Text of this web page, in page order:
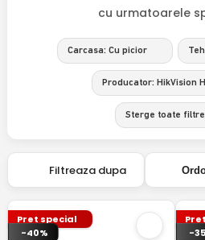
cu urmatoarele
Carcasa: Cu picior
Producator: HikVision
Sterge toate
Filtreaza dupa
Pret special
-40%
-